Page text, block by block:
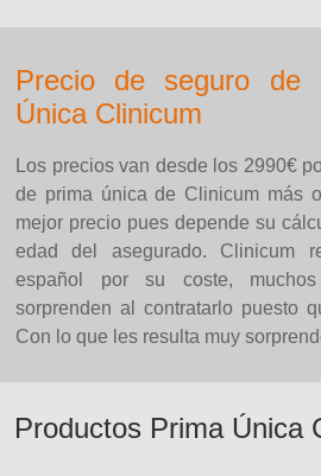
Precio de seguro de
Única Clinicum
Los precios van desde los 2990€
de prima única de Clinicum más
mejor precio pues depende su
edad del asegurado. Clinicum
español por su coste,
sorprenden al contratarlo puesto
Con lo que les resulta muy
Productos Prima Única